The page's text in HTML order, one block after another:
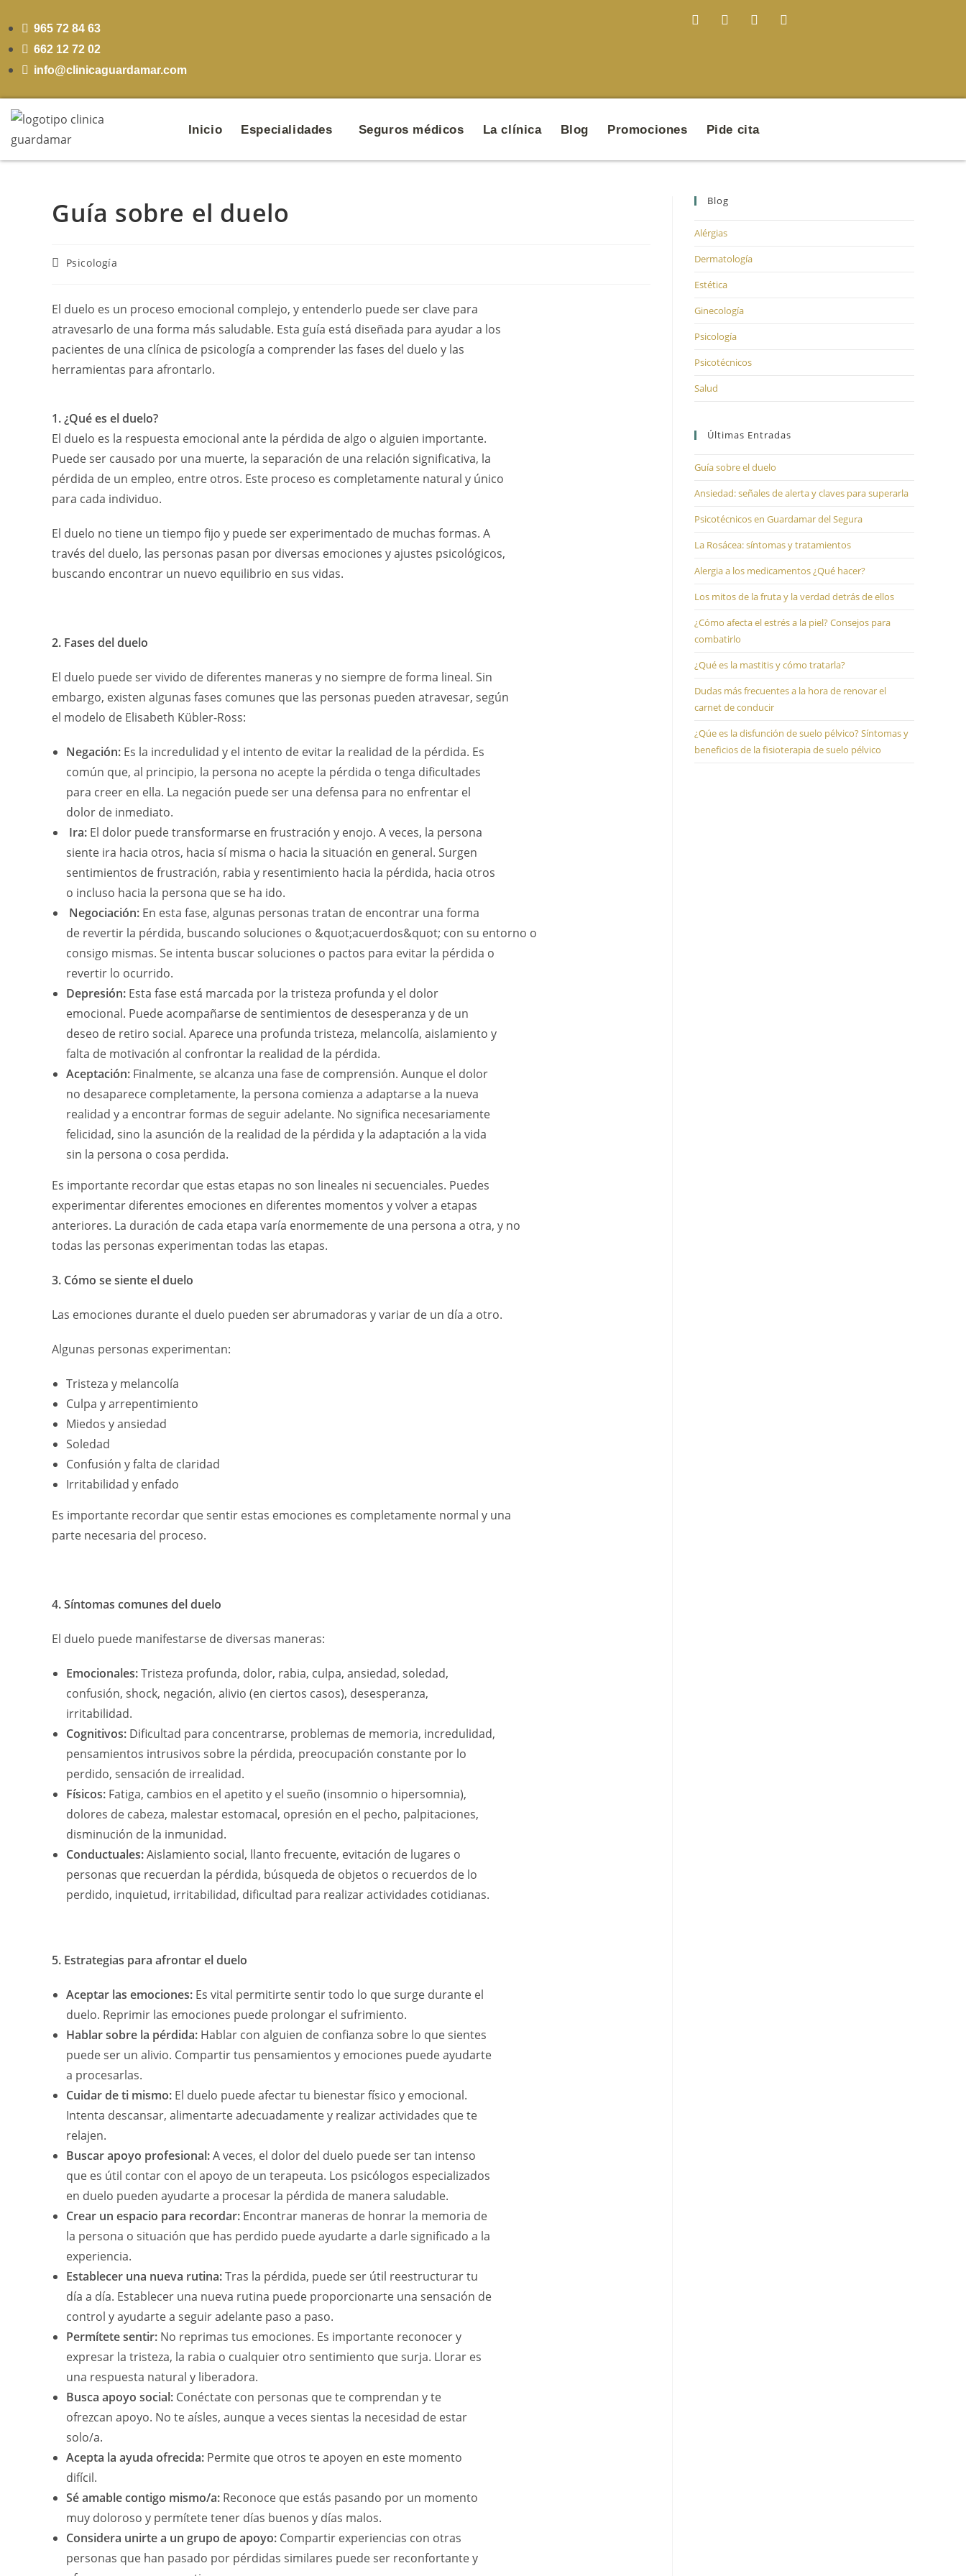
965 72 84 63
662 12 72 02
info@clinicaguardamar.com
Inicio Especialidades Seguros médicos La clínica Blog Promociones Pide cita
Guía sobre el duelo
Psicología
El duelo es un proceso emocional complejo, y entenderlo puede ser clave para
atravesarlo de una forma más saludable. Esta guía está diseñada para ayudar a los
pacientes de una clínica de psicología a comprender las fases del duelo y las
herramientas para afrontarlo.
1. ¿Qué es el duelo?
El duelo es la respuesta emocional ante la pérdida de algo o alguien importante.
Puede ser causado por una muerte, la separación de una relación significativa, la
pérdida de un empleo, entre otros. Este proceso es completamente natural y único
para cada individuo.
El duelo no tiene un tiempo fijo y puede ser experimentado de muchas formas. A
través del duelo, las personas pasan por diversas emociones y ajustes psicológicos,
buscando encontrar un nuevo equilibrio en sus vidas.
2. Fases del duelo
El duelo puede ser vivido de diferentes maneras y no siempre de forma lineal. Sin
embargo, existen algunas fases comunes que las personas pueden atravesar, según
el modelo de Elisabeth Kübler-Ross:
Negación: Es la incredulidad y el intento de evitar la realidad de la pérdida. Es
común que, al principio, la persona no acepte la pérdida o tenga dificultades
para creer en ella. La negación puede ser una defensa para no enfrentar el
dolor de inmediato.
Ira: El dolor puede transformarse en frustración y enojo. A veces, la persona
siente ira hacia otros, hacia sí misma o hacia la situación en general. Surgen
sentimientos de frustración, rabia y resentimiento hacia la pérdida, hacia otros
o incluso hacia la persona que se ha ido.
Negociación: En esta fase, algunas personas tratan de encontrar una forma
de revertir la pérdida, buscando soluciones o &quot;acuerdos&quot; con su entorno o
consigo mismas. Se intenta buscar soluciones o pactos para evitar la pérdida o
revertir lo ocurrido.
Depresión: Esta fase está marcada por la tristeza profunda y el dolor
emocional. Puede acompañarse de sentimientos de desesperanza y de un
deseo de retiro social. Aparece una profunda tristeza, melancolía, aislamiento y
falta de motivación al confrontar la realidad de la pérdida.
Aceptación: Finalmente, se alcanza una fase de comprensión. Aunque el dolor
no desaparece completamente, la persona comienza a adaptarse a la nueva
realidad y a encontrar formas de seguir adelante. No significa necesariamente
felicidad, sino la asunción de la realidad de la pérdida y la adaptación a la vida
sin la persona o cosa perdida.
Es importante recordar que estas etapas no son lineales ni secuenciales. Puedes
experimentar diferentes emociones en diferentes momentos y volver a etapas
anteriores. La duración de cada etapa varía enormemente de una persona a otra, y no
todas las personas experimentan todas las etapas.
3. Cómo se siente el duelo
Las emociones durante el duelo pueden ser abrumadoras y variar de un día a otro.
Algunas personas experimentan:
Tristeza y melancolía
Culpa y arrepentimiento
Miedos y ansiedad
Soledad
Confusión y falta de claridad
Irritabilidad y enfado
Es importante recordar que sentir estas emociones es completamente normal y una
parte necesaria del proceso.
4. Síntomas comunes del duelo
El duelo puede manifestarse de diversas maneras:
Emocionales:Tristeza profunda, dolor, rabia, culpa, ansiedad, soledad,
confusión, shock, negación, alivio (en ciertos casos), desesperanza,
irritabilidad.
Cognitivos: Dificultad para concentrarse, problemas de memoria, incredulidad,
pensamientos intrusivos sobre la pérdida, preocupación constante por lo
perdido, sensación de irrealidad.
Físicos: Fatiga, cambios en el apetito y el sueño (insomnio o hipersomnia),
dolores de cabeza, malestar estomacal, opresión en el pecho, palpitaciones,
disminución de la inmunidad.
Conductuales:Aislamiento social, llanto frecuente, evitación de lugares o
personas que recuerdan la pérdida, búsqueda de objetos o recuerdos de lo
perdido, inquietud, irritabilidad, dificultad para realizar actividades cotidianas.
5. Estrategias para afrontar el duelo
Aceptar las emociones: Es vital permitirte sentir todo lo que surge durante el
duelo. Reprimir las emociones puede prolongar el sufrimiento.
Hablar sobre la pérdida: Hablar con alguien de confianza sobre lo que sientes
puede ser un alivio. Compartir tus pensamientos y emociones puede ayudarte
a procesarlas.
Cuidar de ti mismo: El duelo puede afectar tu bienestar físico y emocional.
Intenta descansar, alimentarte adecuadamente y realizar actividades que te
relajen.
Buscar apoyo profesional:A veces, el dolor del duelo puede ser tan intenso
que es útil contar con el apoyo de un terapeuta. Los psicólogos especializados
en duelo pueden ayudarte a procesar la pérdida de manera saludable.
Crear un espacio para recordar: Encontrar maneras de honrar la memoria de
la persona o situación que has perdido puede ayudarte a darle significado a la
experiencia.
Establecer una nueva rutina:Tras la pérdida, puede ser útil reestructurar tu
día a día. Establecer una nueva rutina puede proporcionarte una sensación de
control y ayudarte a seguir adelante paso a paso.
Permítete sentir: No reprimas tus emociones. Es importante reconocer y
expresar la tristeza, la rabia o cualquier otro sentimiento que surja. Llorar es
una respuesta natural y liberadora.
Busca apoyo social: Conéctate con personas que te comprendan y te
ofrezcan apoyo. No te aísles, aunque a veces sientas la necesidad de estar
solo/a.
Acepta la ayuda ofrecida: Permite que otros te apoyen en este momento
difícil.
Sé amable contigo mismo/a: Reconoce que estás pasando por un momento
muy doloroso y permítete tener días buenos y días malos.
Considera unirte a un grupo de apoyo: Compartir experiencias con otras
personas que han pasado por pérdidas similares puede ser reconfortante y
Blog
Alérgias
Dermatología
Estética
Ginecología
Psicología
Psicotécnicos
Salud
Últimas Entradas
Guía sobre el duelo
Ansiedad: señales de alerta y claves para superarla
Psicotécnicos en Guardamar del Segura
La Rosácea: síntomas y tratamientos
Alergia a los medicamentos ¿Qué hacer?
Los mitos de la fruta y la verdad detrás de ellos
¿Cómo afecta el estrés a la piel? Consejos para
combatirlo
¿Qué es la mastitis y cómo tratarla?
Dudas más frecuentes a la hora de renovar el
carnet de conducir
¿Qúe es la disfunción de suelo pélvico? Síntomas y
beneficios de la fisioterapia de suelo pélvico